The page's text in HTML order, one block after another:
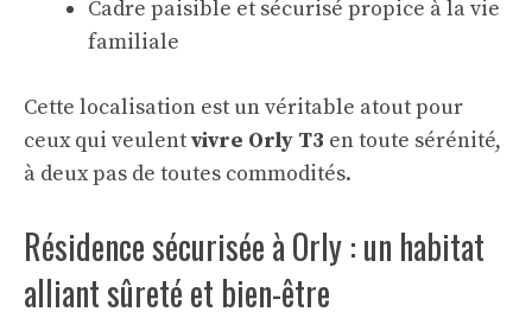
Cadre paisible et sécurisé propice à la vie
familiale
Cette localisation est un véritable atout pour
ceux qui veulentvivre Orly T3 en toute sérénité,
à deux pas de toutes commodités.
Résidence sécurisée à Orly : un habitat
alliant sûreté et bien-être